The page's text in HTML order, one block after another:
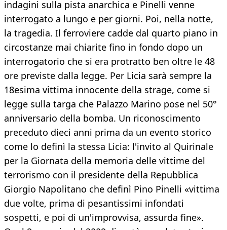
indagini sulla pista anarchica e Pinelli venne
interrogato a lungo e per giorni. Poi, nella notte,
la tragedia. Il ferroviere cadde dal quarto piano in
circostanze mai chiarite fino in fondo dopo un
interrogatorio che si era protratto ben oltre le 48
ore previste dalla legge. Per Licia sarà sempre la
18esima vittima innocente della strage, come si
legge sulla targa che Palazzo Marino pose nel 50°
anniversario della bomba. Un riconoscimento
preceduto dieci anni prima da un evento storico
come lo definì la stessa Licia: l'invito al Quirinale
per la Giornata della memoria delle vittime del
terrorismo con il presidente della Repubblica
Giorgio Napolitano che definì Pino Pinelli «vittima
due volte, prima di pesantissimi infondati
sospetti, e poi di un'improvvisa, assurda fine».